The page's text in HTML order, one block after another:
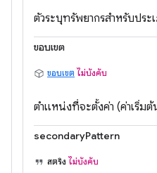
ตัวระบุทรัพยากรสำหรับประ
ขอบเขต
ขอบเขต ไม่บังคับ
ตำแหน่งที่จะตั้งค่า (ค่าเริ่ม
secondaryPattern
สตริง ไม่บังคับ